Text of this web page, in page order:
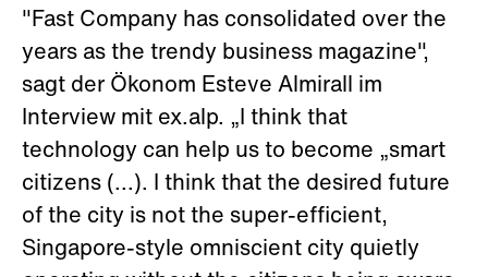
"Fast Company has consolidated over the
years as the trendy business magazine",
sagt der Ökonom Esteve Almirall im
Interview mit ex.alp. „I think that
technology can help us to become „smart
citizens (...). I think that the desired future
of the city is not the super-efficient,
Singapore-style omniscient city quietly